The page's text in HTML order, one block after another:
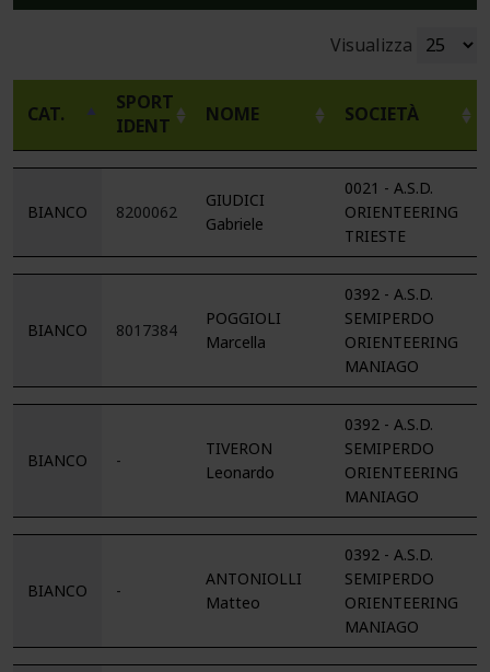
Visualizza
CAT.
SPORT
IDENT
NOME SOCIETÀ
BIANCO 8200062
GIUDICI
Gabriele
0021 - A.S.D.
ORIENTEERING
TRIESTE
BIANCO 8017384
POGGIOLI
Marcella
0392 - A.S.D.
SEMIPERDO
ORIENTEERING
MANIAGO
BIANCO -
TIVERON
Leonardo
0392 - A.S.D.
SEMIPERDO
ORIENTEERING
MANIAGO
BIANCO -
ANTONIOLLI
Matteo
0392 - A.S.D.
SEMIPERDO
ORIENTEERING
MANIAGO